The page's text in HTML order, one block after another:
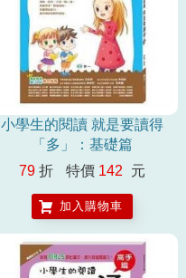
小學生的閱讀 就是要讀得
「多」：基礎篇
79 折 特價 142 元
加入購物車